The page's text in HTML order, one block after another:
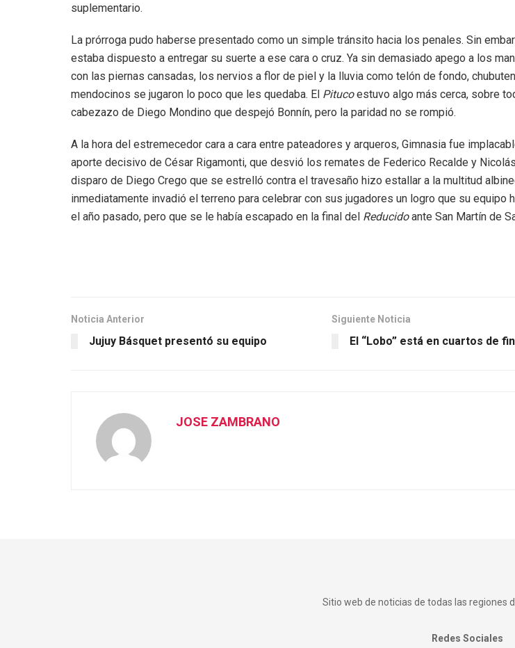
suplementario.
La prórroga pudo haberse presentado como un simple tránsito hacia los penales. Sin
estaba dispuesto a entregar su suerte a ese cara o cruz. Ya sin demasiado apego a los
con las piernas cansadas, los nervios a flor de piel y la lluvia como telón de fondo,
mendocinos se jugaron lo poco que les quedaba. El Pitucoestuvo algo más cerca, sobre
cabezazo de Diego Mondino que despejó Bonnín, pero la paridad no se rompió.
A la hora del estremecedor cara a cara entre pateadores y arqueros, Gimnasia fue
aporte decisivo de César Rigamonti, que desvió los remates de Federico Recalde y
disparo de Diego Crego que se estrelló contra el travesaño hizo estallar a la multitud
inmediatamente invadió el terreno para celebrar con sus jugadores un logro que su equipo
el año pasado, pero que se le había escapado en la final del Reducidoante San Martín de
Noticia Anterior
Jujuy Básquet presentó su equipo
Siguiente Noticia
El “Lobo” está en cuartos de
JOSE ZAMBRANO
Sitio web de noticias de todas las regiones
Redes Sociales